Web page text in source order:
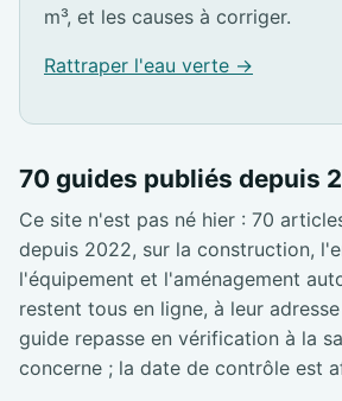
m³, et les causes à corriger.
Rattraper l'eau verte →
70 guides publiés depuis
Ce site n'est pas né hier : 70
depuis 2022, sur la construction,
l'équipement et l'aménagement
restent tous en ligne, à leur
guide repasse en vérification à la
concerne ; la date de contrôle est